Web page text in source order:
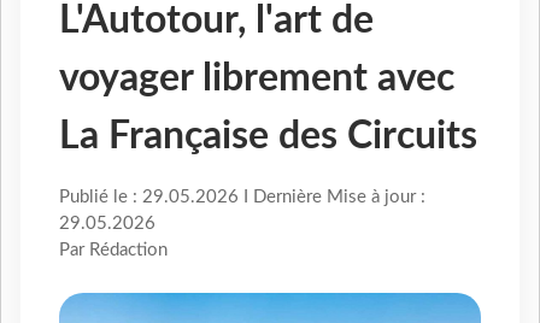
L'Autotour, l'art de
voyager librement avec
La Française des Circuits
Publié le : 29.05.2026 I Dernière Mise à jour :
29.05.2026
Par Rédaction